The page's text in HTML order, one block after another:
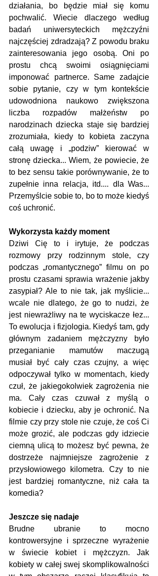
działania, bo będzie miał się komu
pochwalić. Wiecie dlaczego według
badań uniwersyteckich mężczyźni
najczęściej zdradzają? Z powodu braku
zainteresowania jego osobą. Oni po
prostu chcą swoimi osiągnięciami
imponować partnerce. Same zadajcie
sobie pytanie, czy w tym kontekście
udowodniona naukowo zwiększona
liczba rozpadów małżeństw po
narodzinach dziecka staje się bardziej
zrozumiała, kiedy to kobieta zaczyna
całą uwagę i „podziw” kierować w
stronę dziecka... Wiem, że powiecie, że
to bez sensu takie porównywanie, że to
zupełnie inna relacja, itd.... dla Was...
Przemyślcie sobie to, bo to może kiedyś
coś uchronić.
Wykorzysta każdy moment
Dziwi Cię to i irytuje, że podczas
rozmowy przy rodzinnym stole, czy
podczas „romantycznego” filmu on po
prostu czasami sprawia wrażenie jakby
zasypiał? Ale to nie tak, jak myślicie...
wcale nie dlatego, że go to nudzi, że
jest niewrażliwy na te wyciskacze łez...
To ewolucja i fizjologia. Kiedyś tam, gdy
głównym zadaniem mężczyzny było
przeganianie mamutów maczugą
musiał być cały czas czujny, a więc
odpoczywał tylko w momentach, kiedy
czuł, że jakiegokolwiek zagrożenia nie
ma. Cały czas czuwał z myślą o
kobiecie i dziecku, aby je ochronić. Na
filmie czy przy stole nie czuje, że coś Ci
może grozić, ale podczas gdy idziecie
ciemną ulicą to możesz być pewna, że
dostrzeże najmniejsze zagrożenie z
przysłowiowego kilometra. Czy to nie
jest bardziej romantyczne, niż cała ta
komedia?
Jeszcze się nadaje
Brudne ubranie to mocno
kontrowersyjne i sprzeczne wyrażenie
w świecie kobiet i mężczyzn. Jak
kobiety w całej swej skomplikowalności